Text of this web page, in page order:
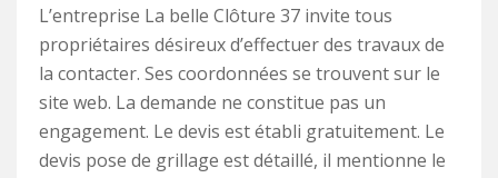
L’entreprise La belle Clôture 37 invite tous
propriétaires désireux d’effectuer des travaux de
la contacter. Ses coordonnées se trouvent sur le
site web. La demande ne constitue pas un
engagement. Le devis est établi gratuitement. Le
devis pose de grillage est détaillé, il mentionne le